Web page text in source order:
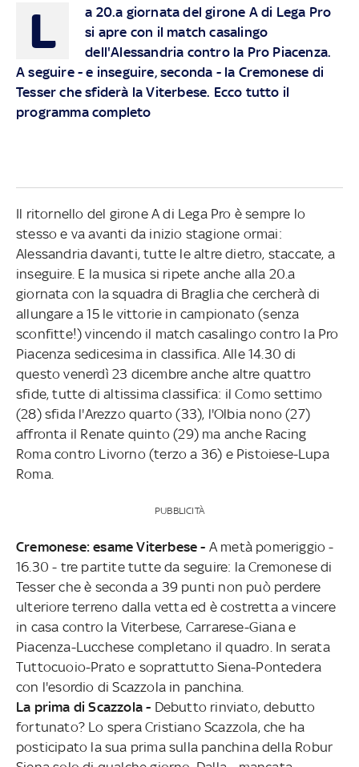
L
a 20.a giornata del girone A di Lega Pro
si apre con il match casalingo
dell'Alessandria contro la Pro Piacenza.
A seguire - e inseguire, seconda - la Cremonese di
Tesser che sfiderà la Viterbese. Ecco tutto il
programma completo
Il ritornello del girone A di Lega Pro è sempre lo
stesso e va avanti da inizio stagione ormai:
Alessandria davanti, tutte le altre dietro, staccate, a
inseguire. E la musica si ripete anche alla 20.a
giornata con la squadra di Braglia che cercherà di
allungare a 15 le vittorie in campionato (senza
sconfitte!) vincendo il match casalingo contro la Pro
Piacenza sedicesima in classifica. Alle 14.30 di
questo venerdì 23 dicembre anche altre quattro
sfide, tutte di altissima classifica: il Como settimo
(28) sfida l'Arezzo quarto (33), l'Olbia nono (27)
affronta il Renate quinto (29) ma anche Racing
Roma contro Livorno (terzo a 36) e Pistoiese-Lupa
Roma.
PUBBLICITÀ
Cremonese: esame Viterbese - A metà pomeriggio -
16.30 - tre partite tutte da seguire: la Cremonese di
Tesser che è seconda a 39 punti non può perdere
ulteriore terreno dalla vetta ed è costretta a vincere
in casa contro la Viterbese, Carrarese-Giana e
Piacenza-Lucchese completano il quadro. In serata
Tuttocuoio-Prato e soprattutto Siena-Pontedera
con l'esordio di Scazzola in panchina.
La prima di Scazzola - Debutto rinviato, debutto
fortunato? Lo spera Cristiano Scazzola, che ha
posticipato la sua prima sulla panchina della Robur